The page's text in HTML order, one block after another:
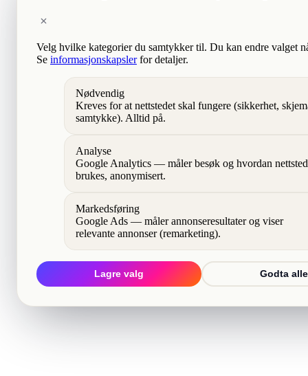
Velg hvilke kategorier du samtykker til. Du kan endre valget
Se informasjonskapslerfor detaljer.
Nødvendig
Kreves for at nettstedet skal fungere (sikkerhet,
samtykke). Alltid på.
Analyse
Google Analytics — måler besøk og hvordan
brukes, anonymisert.
Markedsføring
Google Ads — måler annonseresultater og viser
relevante annonser (remarketing).
Lagre valg Godta alle